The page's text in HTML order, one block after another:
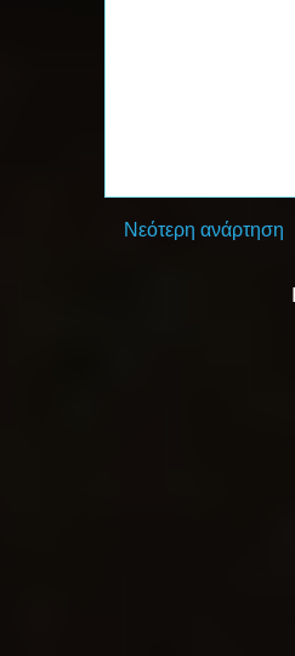
Νεότερη ανάρτηση